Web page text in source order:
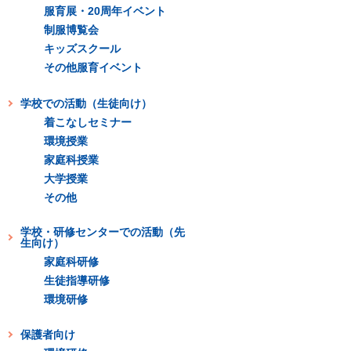
服育展・20周年イベント
制服博覧会
キッズスクール
その他服育イベント
学校での活動（生徒向け）
着こなしセミナー
環境授業
家庭科授業
大学授業
その他
学校・研修センターでの活動（先
生向け）
家庭科研修
生徒指導研修
環境研修
保護者向け